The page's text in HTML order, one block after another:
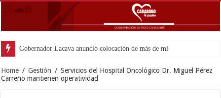
Gobernador Lacava anunció colocación de más de mil 500 toneladas
Home / Gestión / Servicios del Hospital Oncológico Dr. Miguel Pérez
Carreño mantienen operatividad